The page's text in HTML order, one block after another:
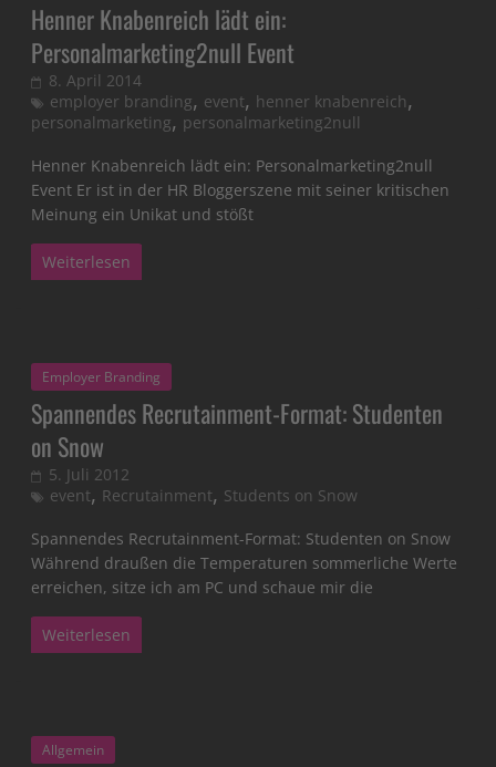
Henner Knabenreich lädt ein:
Personalmarketing2null Event
8. April 2014
employer branding, event, henner knabenreich,
personalmarketing, personalmarketing2null
Henner Knabenreich lädt ein: Personalmarketing2null
Event Er ist in der HR Bloggerszene mit seiner kritischen
Meinung ein Unikat und stößt
Weiterlesen
Employer Branding
Spannendes Recrutainment-Format: Studenten
on Snow
5. Juli 2012
event, Recrutainment, Students on Snow
Spannendes Recrutainment-Format: Studenten on Snow
Während draußen die Temperaturen sommerliche Werte
erreichen, sitze ich am PC und schaue mir die
Weiterlesen
Allgemein